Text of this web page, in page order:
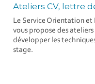
Ateliers CV, lettre
Le Service Orientation et
vous propose des
développer les
stage.